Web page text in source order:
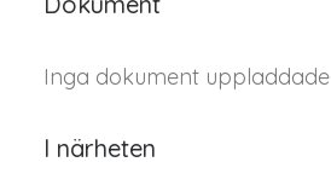
Inga dokument uppladdade
I närheten